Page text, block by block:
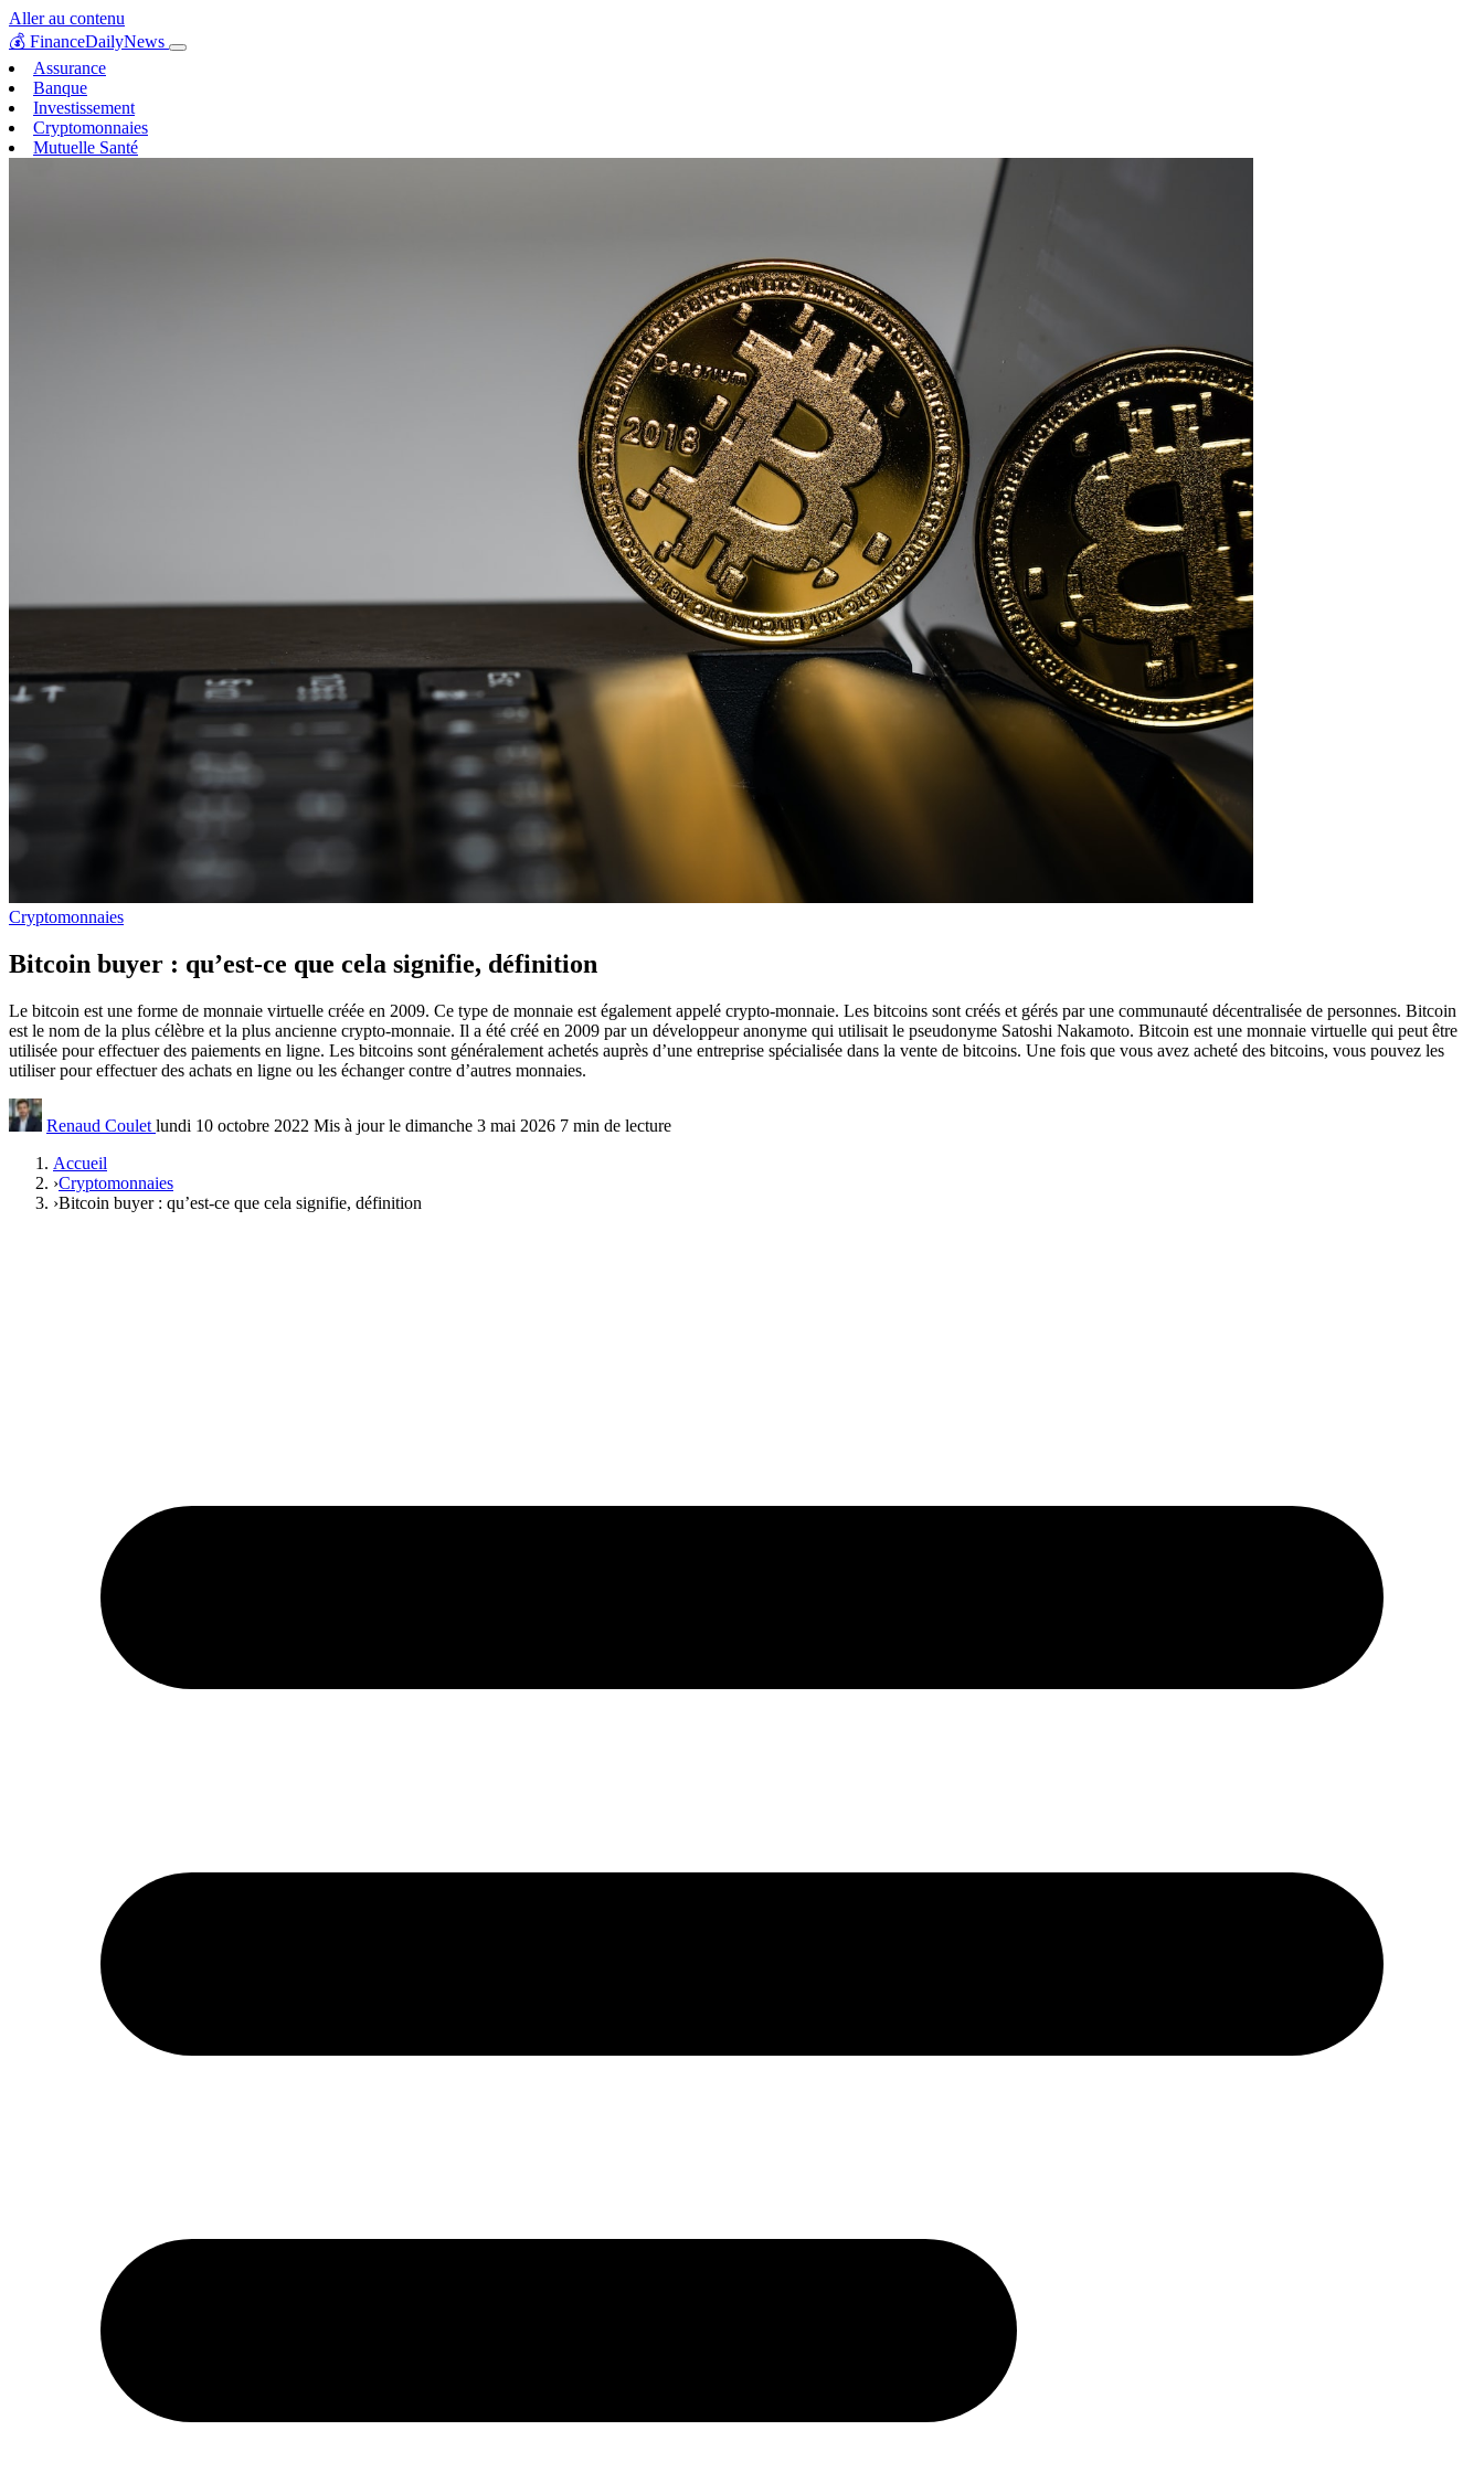
Aller au contenu
💰 FinanceDailyNews
Assurance
Banque
Investissement
Cryptomonnaies
Mutuelle Santé
Cryptomonnaies
Bitcoin buyer : qu’est-ce que cela signifie, définition
Le bitcoin est une forme de monnaie virtuelle créée en 2009. Ce type de monnaie est également appelé crypto-monnaie. Les bitcoins sont créés et gérés par une communauté décentralisée de personnes. Bitcoin
est le nom de la plus célèbre et la plus ancienne crypto-monnaie. Il a été créé en 2009 par un développeur anonyme qui utilisait le pseudonyme Satoshi Nakamoto. Bitcoin est une monnaie virtuelle qui peut être
utilisée pour effectuer des paiements en ligne. Les bitcoins sont généralement achetés auprès d’une entreprise spécialisée dans la vente de bitcoins. Une fois que vous avez acheté des bitcoins, vous pouvez les
utiliser pour effectuer des achats en ligne ou les échanger contre d’autres monnaies.
Renaud Coulet lundi 10 octobre 2022 Mis à jour le dimanche 3 mai 2026 7 min de lecture
Accueil
›Cryptomonnaies
›Bitcoin buyer : qu’est-ce que cela signifie, définition